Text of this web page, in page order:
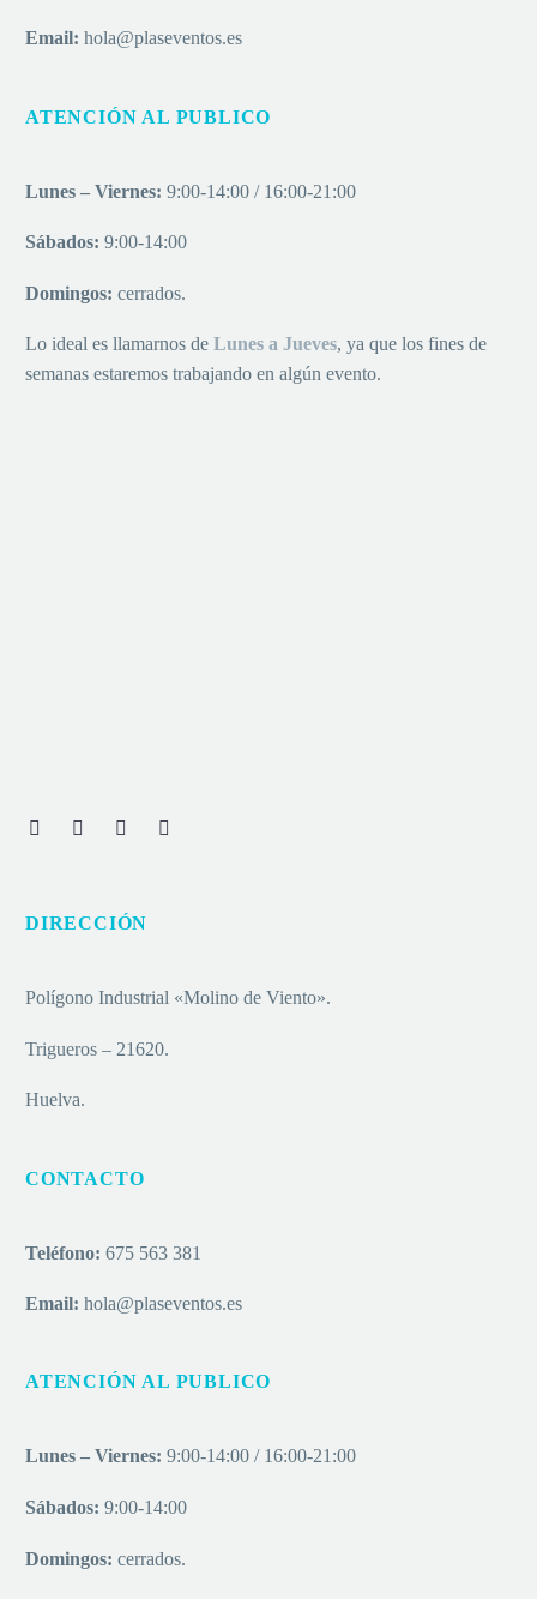
Email: hola@plaseventos.es
ATENCIÓN AL PUBLICO
Lunes – Viernes: 9:00-14:00 / 16:00-21:00
Sábados: 9:00-14:00
Domingos: cerrados.
Lo ideal es llamarnos de Lunes a Jueves, ya que los fines de
semanas estaremos trabajando en algún evento.
DIRECCIÓN
Polígono Industrial «Molino de Viento».
Trigueros – 21620.
Huelva.
CONTACTO
Teléfono: 675 563 381
Email: hola@plaseventos.es
ATENCIÓN AL PUBLICO
Lunes – Viernes: 9:00-14:00 / 16:00-21:00
Sábados: 9:00-14:00
Domingos: cerrados.